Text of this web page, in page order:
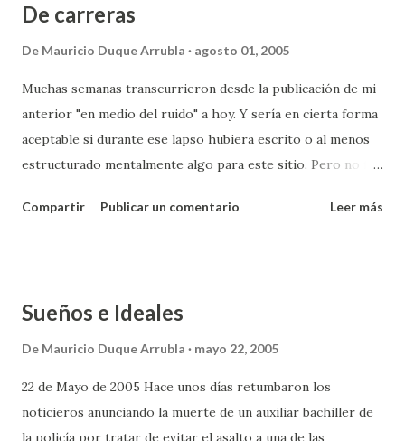
De carreras
De Mauricio Duque Arrubla agosto 01, 2005
Muchas semanas transcurrieron desde la publicación de mi
anterior "en medio del ruido" a hoy. Y sería en cierta forma
aceptable si durante ese lapso hubiera escrito o al menos
estructurado mentalmente algo para este sitio. Pero no fue
carreras, un par de párrafos antes de dejarla ir. La semana
a Colombia cuando el vehículo desdendía la cuesta de La
Línea y el conductor perdió su control. No he querido oir
aunque dicen que no hay mucho más que ruidos del
accidente. Y ya que estamos hablando de medios de
Compartir Publicar un comentario Leer más
Sueños e Ideales
De Mauricio Duque Arrubla mayo 22, 2005
22 de Mayo de 2005 Hace unos días retumbaron los
noticieros anunciando la muerte de un auxiliar bachiller de
la policía por tratar de evitar el asalto a una de las